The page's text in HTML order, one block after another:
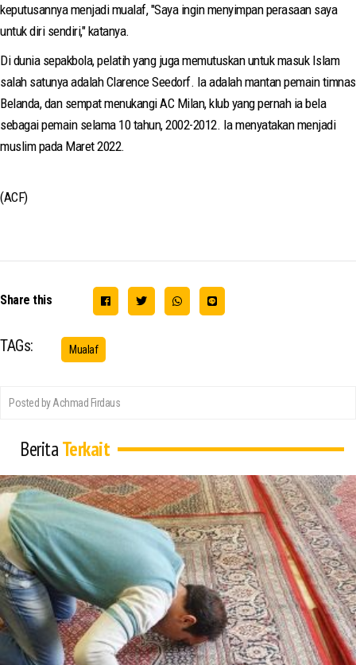
keputusannya menjadi mualaf, "Saya ingin menyimpan perasaan saya
untuk diri sendiri," katanya.
Di dunia sepakbola, pelatih yang juga memutuskan untuk masuk Islam
salah satunya adalah Clarence Seedorf. Ia adalah mantan pemain timnas
Belanda, dan sempat menukangi AC Milan, klub yang pernah ia bela
sebagai pemain selama 10 tahun, 2002-2012. Ia menyatakan menjadi
muslim pada Maret 2022.
(ACF)
Share this
TAGs: Mualaf
Posted by Achmad Firdaus
BeritaTerkait